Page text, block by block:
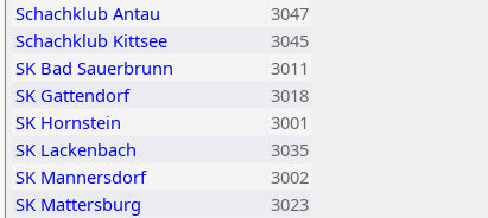
Schachklub Antau
3047
Schachklub Kittsee
3045
SK Bad Sauerbrunn
3011
SK Gattendorf
3018
SK Hornstein
3001
SK Lackenbach
3035
SK Mannersdorf
3002
SK Mattersburg
3023